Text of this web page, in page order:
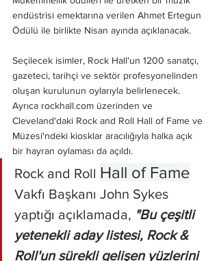
endüstrisi emektarına verilen Ahmet Ertegun
Ödülü ile birlikte Nisan ayında açıklanacak.
Seçilecek isimler, Rock Hall'un 1200 sanatçı,
gazeteci, tarihçi ve sektör profesyonelinden
oluşan kurulunun oylarıyla belirlenecek.
Ayrıca rockhall.com üzerinden ve
Cleveland'daki Rock and Roll Hall of Fame ve
Müzesi'ndeki kiosklar aracılığıyla halka açık
bir hayran oylaması da açıldı.
Rock and Roll Hall of Fame
Vakfı Başkanı John Sykes
yaptığı açıklamada, "Bu çeşitli
yetenekli aday listesi, Rock &
Roll'un sürekli gelişen yüzlerini